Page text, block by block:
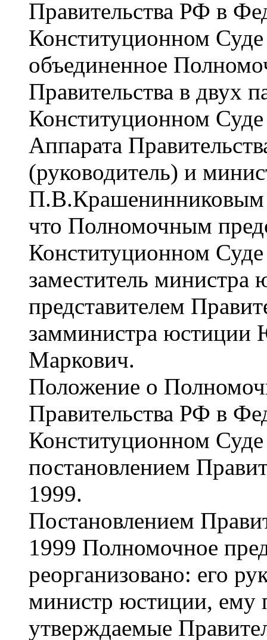
Правительства РФ в
Конституционном
объединенное
Правительства в двух
Конституционном Суде
Аппарата
(руководитель) и
П.В.Крашенинниковым
что Полномочным
Конституционном
заместитель
представителем
замминистра
Маркович.
Положение о
Правительства РФ в
Конституционном
постановлением
1999.
Постановлением
1999 Полномочное
реорганизовано: его
министр юстиции, ему
утверждаемые